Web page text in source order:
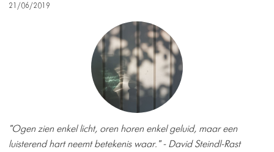
21/06/2019
"Ogen zien enkel licht, oren horen enkel geluid, maar een
luisterend hart neemt betekenis waar." - David Steindl-Rast